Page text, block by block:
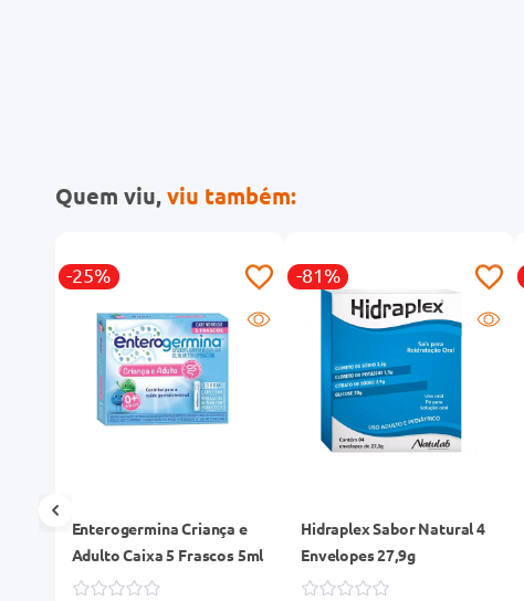
Quem viu,viu também:
-25%
Enterogermina Criança e
Adulto Caixa 5 Frascos 5ml
-81%
Hidraplex Sabor Natural 4
Envelopes 27,9g